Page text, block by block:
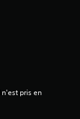
n'est pris en